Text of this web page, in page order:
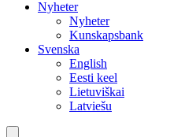
Nyheter
Nyheter
Kunskapsbank
Svenska
English
Eesti keel
Lietuviškai
Latviešu